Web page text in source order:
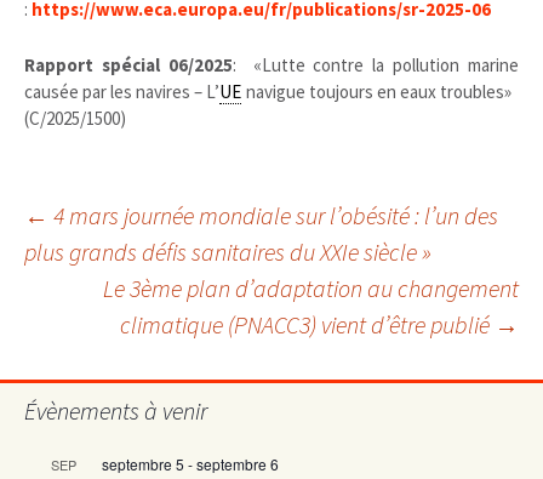
: https://www.eca.europa.eu/fr/publications/sr-2025-06
Rapport spécial 06/2025: «Lutte contre la pollution marine
causée par les navires – L’UE navigue toujours en eaux troubles»
(C/2025/1500)
Navigation
articles
← 4 mars journée mondiale sur l’obésité : l’un des
plus grands défis sanitaires du XXIe siècle »
Le 3ème plan d’adaptation au changement
climatique (PNACC3) vient d’être publié →
Évènements à venir
SEP septembre 5 -septembre 6